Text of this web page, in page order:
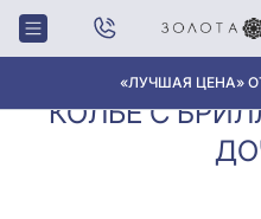
«ЛУЧШАЯ ЦЕНА»
Главная
Колье с
бриллиантами
КОЛЬЕ С